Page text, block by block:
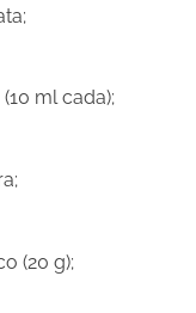
ml cada);
(20 g);